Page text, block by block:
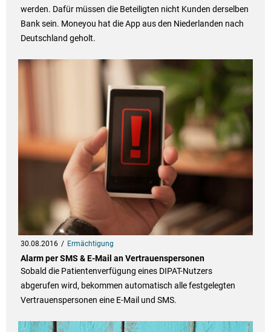
werden. Dafür müssen die Beteiligten nicht Kunden derselben
Bank sein. Moneyou hat die App aus den Niederlanden nach
Deutschland geholt.
30.08.2016 Ermächtigung
Alarm per SMS & E-Mail an Vertrauenspersonen
Sobald die Patientenverfügung eines DIPAT-Nutzers
abgerufen wird, bekommen automatisch alle festgelegten
Vertrauenspersonen eine E-Mail und SMS.